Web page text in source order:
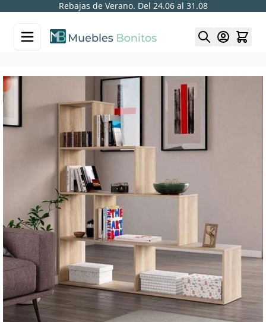
Rebajas de Verano. Del 24.06 al 31.08